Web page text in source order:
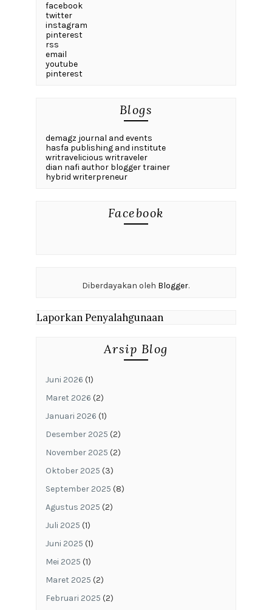
facebook
twitter
instagram
pinterest
rss
email
youtube
pinterest
Blogs
demagz journal and events
hasfa publishing and institute
writravelicious writraveler
dian nafi author blogger trainer
hybrid writerpreneur
Facebook
Diberdayakan oleh Blogger.
Laporkan Penyalahgunaan
Arsip Blog
Juni 2026 (1)
Maret 2026 (2)
Januari 2026 (1)
Desember 2025 (2)
November 2025 (2)
Oktober 2025 (3)
September 2025 (8)
Agustus 2025 (2)
Juli 2025 (1)
Juni 2025 (1)
Mei 2025 (1)
Maret 2025 (2)
Februari 2025 (2)